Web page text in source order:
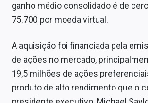
Conteúdo de Marca
Expediente
Contato
ganho médio consolidado é de
75.700 por moeda virtual.
A aquisição foi financiada pela
de ações no mercado,
19,5 milhões de ações
produto de alto rendimento que o